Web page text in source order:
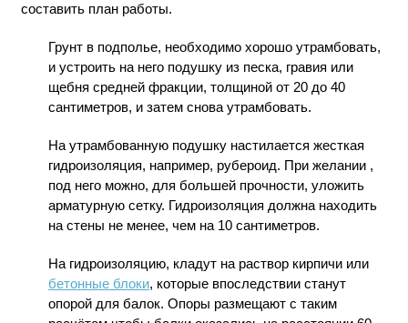
составить план работы.
Грунт в подполье, необходимо хорошо утрамбовать,
и устроить на него подушку из песка, гравия или
щебня средней фракции, толщиной от 20 до 40
сантиметров, и затем снова утрамбовать.
На утрамбованную подушку настилается жесткая
гидроизоляция, например, рубероид. При желании ,
под него можно, для большей прочности, уложить
арматурную сетку. Гидроизоляция должна находить
на стены не менее, чем на 10 сантиметров.
На гидроизоляцию, кладут на раствор кирпичи или
бетонные блоки, которые впоследствии станут
опорой для балок. Опоры размещают с таким